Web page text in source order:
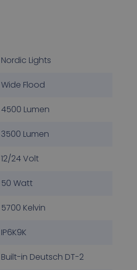
Nordic Lights
Wide Flood
4500 Lumen
3500 Lumen
12/24 Volt
50 Watt
5700 Kelvin
IP6K9K
Built-in Deutsch DT-2